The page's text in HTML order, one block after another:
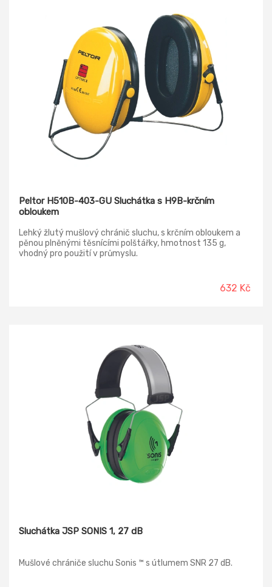
Peltor H510B-403-GU Sluchátka s H9B-krčním
obloukem
Lehký žlutý mušlový chránič sluchu, s krčním obloukem a
pěnou plněnými těsnícími polštářky, hmotnost 135 g,
vhodný pro použití v průmyslu.
632 Kč
Sluchátka JSP SONIS 1, 27 dB
Mušlové chrániče sluchu Sonis ™ s útlumem SNR 27 dB.